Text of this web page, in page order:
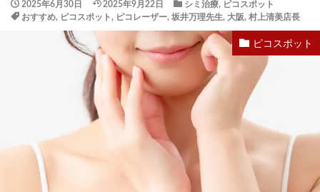
2025年6月30日 2025年9月22日 シミ治療, ピコスポット
おすすめ, ピコスポット, ピコレーザー, 坂井万理先生, 大阪, 村上清美店長
ピコスポット